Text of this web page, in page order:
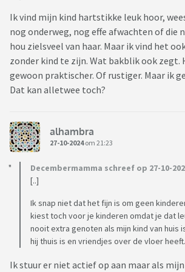
Ik vind mijn kind hartstikke leuk hoor,
nog onderweg, nog effe afwachten of die
hou zielsveel van haar. Maar ik vind het
zonder kind te zijn. Wat bakblik ook zegt.
gewoon praktischer. Of rustiger. Maar ik
Dat kan alletwee toch?
alhambra
27-10-2024om 21:23
Decembermamma schreef op 27-10-
[..]
Ik snap niet dat het fijn is om geen
kiest toch voor je kinderen omdat je dat
nooit extra genoten als mijn kind van huis
hij thuis is en vriendjes over de vloer heeft.
Ik stuur er niet actief op aan maar als